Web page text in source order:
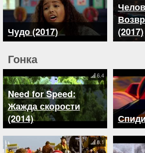
Чудо (2017)
(2017)
Гонка
Need for Speed:
Жажда скорости
(2014)
6.4
8.1